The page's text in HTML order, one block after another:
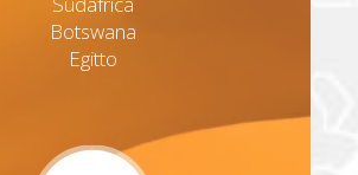
Botswana
Egitto